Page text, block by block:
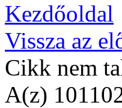
Kezdőoldal
Vissza az
Cikk nem
A(z)